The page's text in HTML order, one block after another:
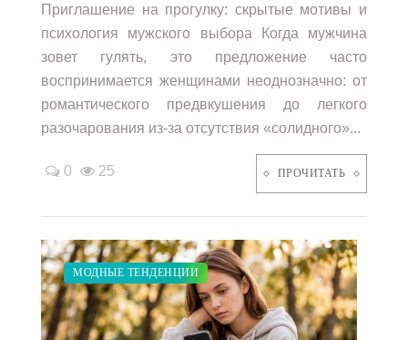
Приглашение на прогулку: скрытые мотивы и
психология мужского выбора Когда мужчина
зовет гулять, это предложение часто
воспринимается женщинами неоднозначно: от
романтического предвкушения до легкого
разочарования из-за отсутствия «солидного»...
0 25 ПРОЧИТАТЬ
ЗАКУПКИ ПО МОДЕ
ДИЕТА
СВАДЬБА
МОДНЫЕ ТЕНДЕНЦИИ